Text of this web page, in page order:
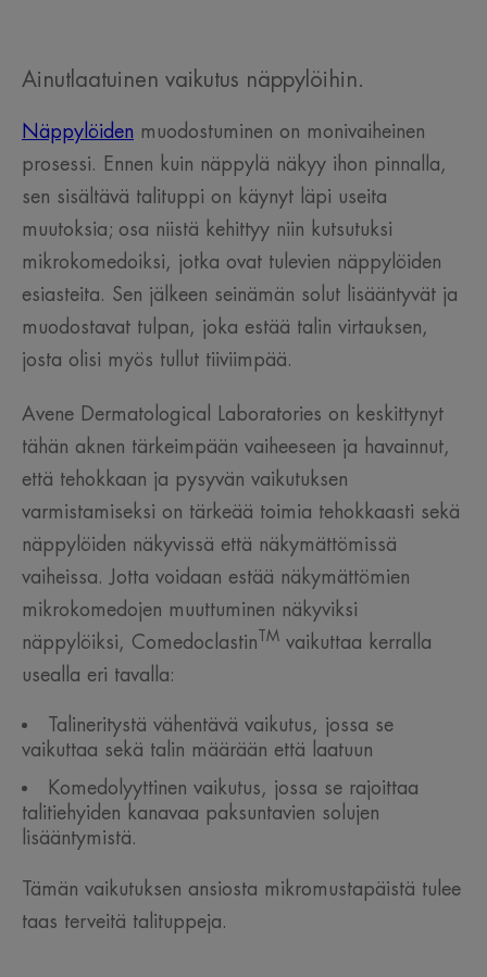
Ainutlaatuinen vaikutus näppylöihin.
Näppylöiden muodostuminen on monivaiheinen
prosessi. Ennen kuin näppylä näkyy ihon pinnalla,
sen sisältävä talituppi on käynyt läpi useita
muutoksia; osa niistä kehittyy niin kutsutuksi
mikrokomedoiksi, jotka ovat tulevien näppylöiden
esiasteita. Sen jälkeen seinämän solut lisääntyvät ja
muodostavat tulpan, joka estää talin virtauksen,
josta olisi myös tullut tiiviimpää.
Avene Dermatological Laboratories on keskittynyt
tähän aknen tärkeimpään vaiheeseen ja havainnut,
että tehokkaan ja pysyvän vaikutuksen
varmistamiseksi on tärkeää toimia tehokkaasti sekä
näppylöiden näkyvissä että näkymättömissä
vaiheissa. Jotta voidaan estää näkymättömien
mikrokomedojen muuttuminen näkyviksi
näppylöiksi, Comedoclastin TM vaikuttaa kerralla
usealla eri tavalla:
Talineritystä vähentävä vaikutus, jossa se
vaikuttaa sekä talin määrään että laatuun
Komedolyyttinen vaikutus, jossa se rajoittaa
talitiehyiden kanavaa paksuntavien solujen
lisääntymistä.
Tämän vaikutuksen ansiosta mikromustapäistä tulee
taas terveitä talituppeja.